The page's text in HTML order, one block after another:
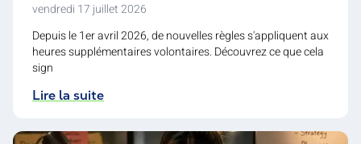
vendredi 17 juillet 2026
Depuis le 1er avril 2026, de nouvelles règles s'appliquent aux
heures supplémentaires volontaires. Découvrez ce que cela
sign
Lire la suite